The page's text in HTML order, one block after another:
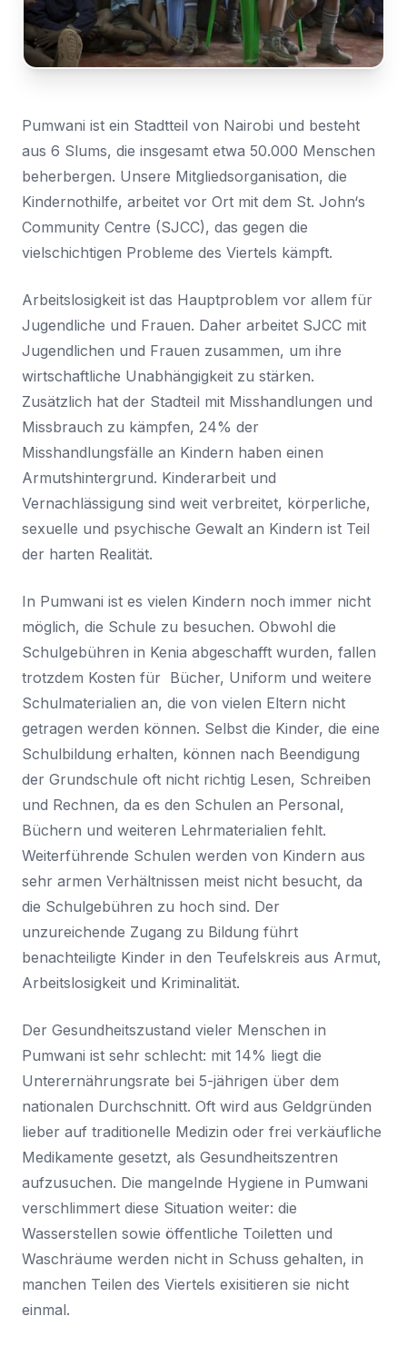
Pumwani ist ein Stadtteil von Nairobi und besteht
aus 6 Slums, die insgesamt etwa 50.000 Menschen
beherbergen. Unsere Mitgliedsorganisation, die
Kindernothilfe, arbeitet vor Ort mit dem St. John‘s
Community Centre (SJCC), das gegen die
vielschichtigen Probleme des Viertels kämpft.
Arbeitslosigkeit ist das Hauptproblem vor allem für
Jugendliche und Frauen. Daher arbeitet SJCC mit
Jugendlichen und Frauen zusammen, um ihre
wirtschaftliche Unabhängigkeit zu stärken.
Zusätzlich hat der Stadteil mit Misshandlungen und
Missbrauch zu kämpfen, 24% der
Misshandlungsfälle an Kindern haben einen
Armutshintergrund. Kinderarbeit und
Vernachlässigung sind weit verbreitet, körperliche,
sexuelle und psychische Gewalt an Kindern ist Teil
der harten Realität.
In Pumwani ist es vielen Kindern noch immer nicht
möglich, die Schule zu besuchen. Obwohl die
Schulgebühren in Kenia abgeschafft wurden, fallen
trotzdem Kosten für Bücher, Uniform und weitere
Schulmaterialien an, die von vielen Eltern nicht
getragen werden können. Selbst die Kinder, die eine
Schulbildung erhalten, können nach Beendigung
der Grundschule oft nicht richtig Lesen, Schreiben
und Rechnen, da es den Schulen an Personal,
Büchern und weiteren Lehrmaterialien fehlt.
Weiterführende Schulen werden von Kindern aus
sehr armen Verhältnissen meist nicht besucht, da
die Schulgebühren zu hoch sind. Der
unzureichende Zugang zu Bildung führt
benachteiligte Kinder in den Teufelskreis aus Armut,
Arbeitslosigkeit und Kriminalität.
Der Gesundheitszustand vieler Menschen in
Pumwani ist sehr schlecht: mit 14% liegt die
Unterernährungsrate bei 5-jährigen über dem
nationalen Durchschnitt. Oft wird aus Geldgründen
lieber auf traditionelle Medizin oder frei verkäufliche
Medikamente gesetzt, als Gesundheitszentren
aufzusuchen. Die mangelnde Hygiene in Pumwani
verschlimmert diese Situation weiter: die
Wasserstellen sowie öffentliche Toiletten und
Waschräume werden nicht in Schuss gehalten, in
manchen Teilen des Viertels exisitieren sie nicht
einmal.
Nachricht
Bestätigen*
Ich habe die Datenschutzerklärunggelesen und
Senden
Für
den
Zugriff
Land *
Wählen Sie Ihr Land...
Wählen Sie Ihr Bundesland...
Ihre persönlichen Daten werden verwendet, um Ihr
Erlebnis auf dieser Website zu unterstützen. Wie und
warum wir Ihre persönlichen Daten verwenden, können
Sie in unserer
Datenschutzerklärung
Ein Link zum Erstellen eines neuen Passwort wird an deine
E-Mail-Adresse gesendet.
Sie haben bereits ein Konto?
Hier klicken um sich anzumelden